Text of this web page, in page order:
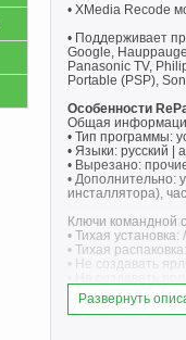
• XMedia Recode
• Поддерживает
Google,
Panasonic TV,
Portable (PSP),
Особенности
Общая
• Тип программы:
• Языки: русский |
• Вырезано:
• Дополнительно:
инсталлятора),
Ключи командной
• Тихая установка:
• Тихая
• Не создавать
• Закрепить
• Закрепить
Развернуть